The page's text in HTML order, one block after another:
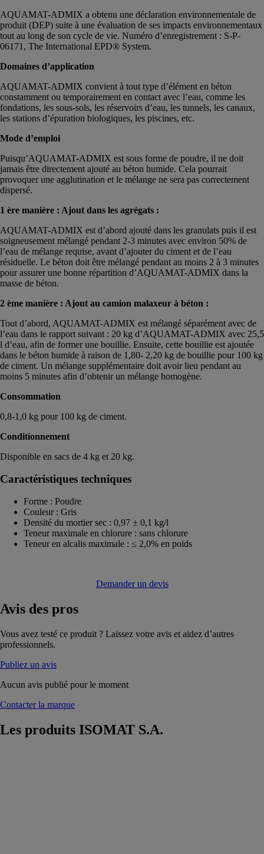
AQUAMAT-ADMIX a obtenu une déclaration environnementale de
produit (DEP) suite à une évaluation de ses impacts environnementaux
tout au long de son cycle de vie. Numéro d’enregistrement : S-P-
06171, The International EPD® System.
Domaines d’application
AQUAMAT-ADMIX convient à tout type d’élément en béton
constamment ou temporairement en contact avec l’eau, comme les
fondations, les sous-sols, les réservoirs d’eau, les tunnels, les canaux,
les stations d’épuration biologiques, les piscines, etc.
Mode d’emploi
Puisqu’AQUAMAT-ADMIX est sous forme de poudre, il ne doit
jamais être directement ajouté au béton humide. Cela pourrait
provoquer une agglutination et le mélange ne sera pas correctement
dispersé.
1 ère manière : Ajout dans les agrégats :
AQUAMAT-ADMIX est d’abord ajouté dans les granulats puis il est
soigneusement mélangé pendant 2-3 minutes avec environ 50% de
l’eau de mélange requise, avant d’ajouter du ciment et de l’eau
résiduelle. Le béton doit être mélangé pendant au moins 2 à 3 minutes
pour assurer une bonne répartition d’AQUAMAT-ADMIX dans la
masse de béton.
2 ème manière : Ajout au camion malaxeur à béton :
Tout d’abord, AQUAMAT-ADMIX est mélangé séparément avec de
l’eau dans le rapport suivant : 20 kg d’AQUAMAT-ADMIX avec 25,5
l d’eau, afin de former une bouillie. Ensuite, cette bouillie est ajoutée
dans le béton humide à raison de 1,80- 2,20 kg de bouillie pour 100 kg
de ciment. Un mélange supplémentaire doit avoir lieu pendant au
moins 5 minutes afin d’obtenir un mélange homogène.
Consommation
0,8-1,0 kg pour 100 kg de ciment.
Conditionnement
Disponible en sacs de 4 kg et 20 kg.
Caractéristiques techniques
Forme : Poudre
Couleur : Gris
Densité du mortier sec : 0,97 ± 0,1 kg/l
Teneur maximale en chlorure : sans chlorure
Teneur en alcalis maximale : ≤ 2,0% en poids
Demander un devis
Avis des pros
Vous avez testé ce produit ? Laissez votre avis et aidez d’autres
professionnels.
Publiez un avis
Aucun avis publié pour le moment
Contacter la marque
Les produits ISOMAT S.A.